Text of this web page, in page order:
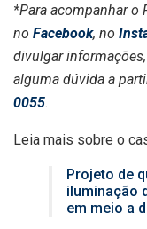
*Para acompanhar o
no Facebook, no
divulgar
alguma dúvida a
0055.
Leia mais sobre o
Projeto de
iluminação
em meio a